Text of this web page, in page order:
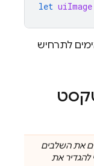
let
לתרחיש
את השלבים
את